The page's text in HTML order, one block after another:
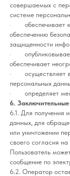
совершаемых с
системе
· обеспечивает
обеспечению
защищенности
· опубликовывает
обеспечивает
· осуществляет
персональных
· определяет
6.
6.1. Для получения
данных, для
или уничтожении
своего согласия
Пользователь
сообщение по
6.2. Оператор